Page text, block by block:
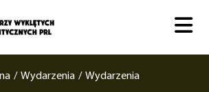
/ Wydarzenia / Wydarzenia